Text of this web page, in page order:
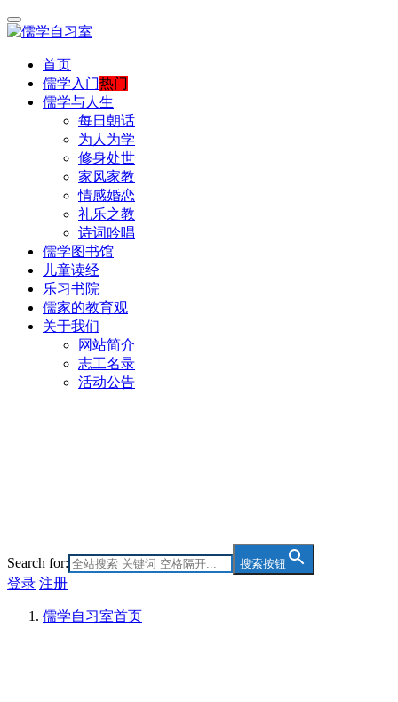
首页
儒学入门热门
儒学与人生
每日朝话
为人为学
修身处世
家风家教
情感婚恋
礼乐之教
诗词吟唱
儒学图书馆
儿童读经
乐习书院
儒家的教育观
关于我们
网站简介
志工名录
活动公告
Search for: 搜索按钮
登录 注册
儒学自习室首页